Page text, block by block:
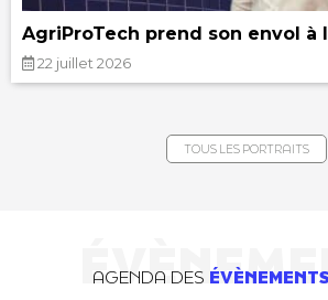
AgriProTech prend son envol à
22 juillet 2026
TOUS LES PORTRAITS
AGENDA DES